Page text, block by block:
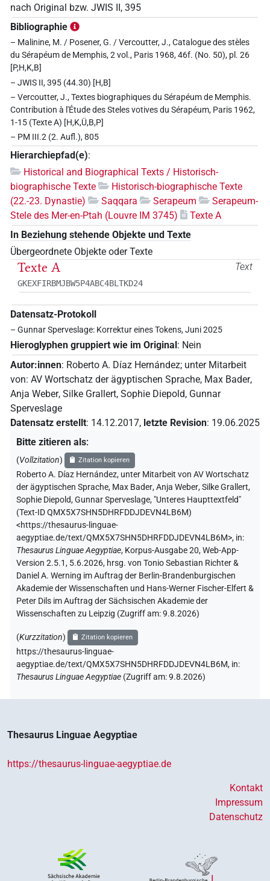
nach Original bzw. JWIS II, 395
Bibliographie
– Malinine, M. / Posener, G. / Vercoutter, J., Catalogue des stèles
du Sérapéum de Memphis, 2 vol., Paris 1968, 46f. (No. 50), pl. 26
[P,H,K,B]
– JWIS II, 395 (44.30) [H,B]
– Vercoutter, J., Textes biographiques du Sérapéum de Memphis.
Contribution à l'Étude des Steles votives du Sérapéum, Paris 1962,
1-15 (Texte A) [H,K,Ü,B,P]
– PM III.2 (2. Aufl.), 805
Hierarchiepfad(e):
Historical and Biographical Texts / Historisch-
biographische Texte
Historisch-biographische Texte
(22.-23. Dynastie)
Saqqara Serapeum
Serapeum-
Stele des Mer-en-Ptah (Louvre IM 3745)
Texte A
In Beziehung stehende Objekte und Texte
Übergeordnete Objekte oder Texte
Text
Texte A
GKEXFIRBMJBW5P4ABC4BLTKD24
Datensatz-Protokoll
– Gunnar Sperveslage: Korrektur eines Tokens, Juni 2025
Hieroglyphen gruppiert wie im Original : Nein
Autor:innen: Roberto A. Díaz Hernández; unter Mitarbeit
von: AV Wortschatz der ägyptischen Sprache, Max Bader,
Anja Weber, Silke Grallert, Sophie Diepold, Gunnar
Sperveslage
Datensatz erstellt: 14.12.2017, letzte Revision: 19.06.2025
Bitte zitieren als:
(Vollzitation) Zitation kopieren
Roberto A. Díaz Hernández, unter Mitarbeit von AV Wortschatz
der ägyptischen Sprache, Max Bader,Anja Weber,Silke Grallert,
Sophie Diepold,Gunnar Sperveslage, "Unteres Haupttextfeld"
(Text-ID QMX5X7SHN5DHRFDDJDEVN4LB6M)
<https://thesaurus-linguae-
aegyptiae.de/text/QMX5X7SHN5DHRFDDJDEVN4LB6M>, in:
Thesaurus Linguae Aegyptiae, Korpus-Ausgabe 20, Web-App-
Version 2.5.1, 5.6.2026, hrsg. von Tonio Sebastian Richter &
Daniel A. Werning im Auftrag der Berlin-Brandenburgischen
Akademie der Wissenschaften und Hans-Werner Fischer-Elfert &
Peter Dils im Auftrag der Sächsischen Akademie der
Wissenschaften zu Leipzig (Zugriff am:9.8.2026)
(Kurzzitation) Zitation kopieren
https://thesaurus-linguae-
aegyptiae.de/text/QMX5X7SHN5DHRFDDJDEVN4LB6M, in:
Thesaurus Linguae Aegyptiae (Zugriff am:9.8.2026)
Thesaurus Linguae Aegyptiae
https://thesaurus-linguae-aegyptiae.de
Kontakt
Impressum
Datenschutz